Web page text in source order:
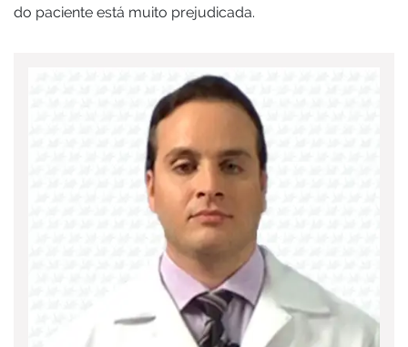
do paciente está muito prejudicada.